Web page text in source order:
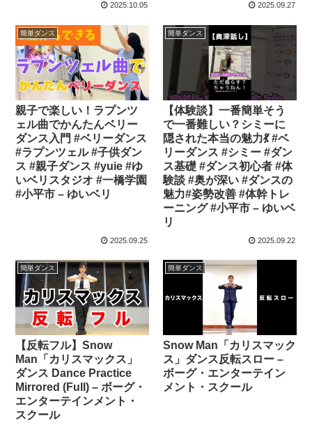
2025.10.05 2025.09.27
簡単ダンス
親子で楽しい！ラプンツ
ェル曲でかんたんベリー
ダンス入門 #ベリーダンス
#ラプンツェル #子供ダン
ス #親子ダンス #yuie #ゆ
いベリスタジオ #一橋学園
#小平市 – ゆいベリ
2025.09.25
簡単ダンス
【体験談】一番簡単そう
で一番難しい？シミーに
隠された本当の魅力💃 #ベ
リーダンス #シミー #ダン
ス基礎 #ダンス初心者 #体
験談 #奥が深い #ダンスの
魅力#姿勢改善 #体幹トレ
ーニング #小平市 – ゆいベ
リ
2025.09.22
簡単ダンス
【反転フル】Snow
Man「カリスマックス」
ダンス Dance Practice
Mirrored (Full) – ボーグ・
エンターテインメント・
スクール
簡単ダンス
Snow Man「カリスマック
ス」ダンス反転スロー –
ボーグ・エンターテイン
メント・スクール